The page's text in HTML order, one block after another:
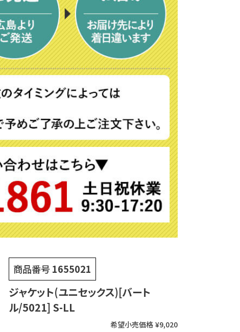
商品番号1655021
ジャケット(ユニセックス)[バート
ル/5021] S-LL
希望小売価格 ¥9,020